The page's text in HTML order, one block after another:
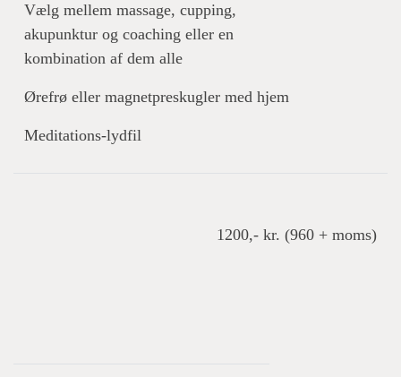
Vælg mellem massage, cupping,
akupunktur og coaching eller en
kombination af dem alle
Ørefrø eller magnetpreskugler med hjem
Meditations-lydfil
1200,- kr. (960 + moms)